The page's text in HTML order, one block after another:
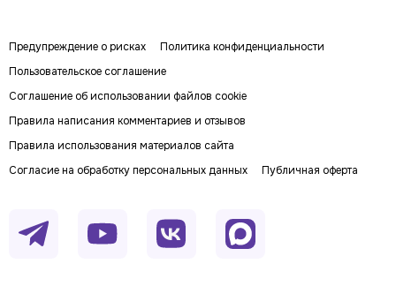
Предупреждение о рисках
Политика конфиденциальности
Пользовательское соглашение
Соглашение об использовании файлов cookie
Правила написания комментариев и отзывов
Правила использования материалов сайта
Согласие на обработку персональных данных
Публичная оферта